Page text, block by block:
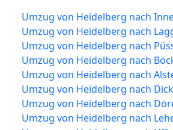
Umzug von Heidelberg nach
Umzug von Heidelberg nach
Umzug von Heidelberg nach
Umzug von Heidelberg nach
Umzug von Heidelberg nach
Umzug von Heidelberg nach
Umzug von Heidelberg nach
Umzug von Heidelberg nach